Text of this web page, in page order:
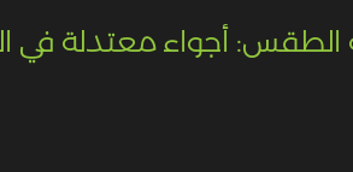
الطقس: أجواء معتدلة في